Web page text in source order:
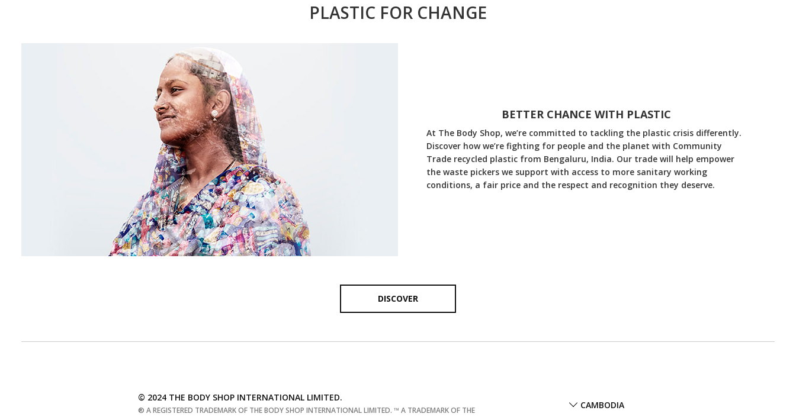
PLASTIC FOR CHANGE
BETTER CHANCE WITH PLASTIC
At The Body Shop, we’re committed to tackling the plastic crisis differently.
Discover how we’re fighting for people and the planet with Community
Trade recycled plastic from Bengaluru, India. Our trade will help empower
the waste pickers we support with access to more sanitary working
conditions, a fair price and the respect and recognition they deserve.
DISCOVER
© 2024 THE BODY SHOP INTERNATIONAL LIMITED.
® A REGISTERED TRADEMARK OF THE BODY SHOP INTERNATIONAL LIMITED. ™ A TRADEMARK OF THE
CAMBODIA